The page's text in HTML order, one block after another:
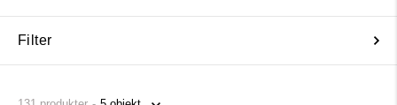
Filter